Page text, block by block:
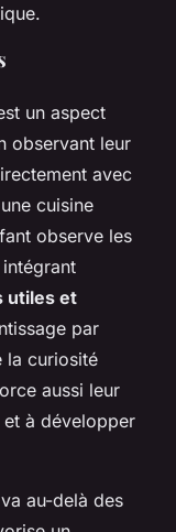
un aspect
observant leur
avec
cuisine
observe les
utiles et
par
la curiosité
aussi leur
à développer
au-delà des